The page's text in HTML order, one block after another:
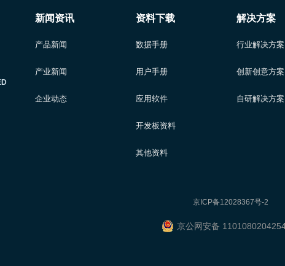
10日，研电赛入校巡讲活动南京站在南京信息工程大学气象楼
程学院党委副书记兼副院长程艳丽，电子与信息工程学院李鹏教
新闻资讯
产品新闻
产业新闻
企业动态
资料下载
数据手册
用户手册
应用软件
开发板资料
其他资料
解决方案
行业解决方案
创新创意方案
自研解决方案
京ICP备12028367号-2
京公网安备